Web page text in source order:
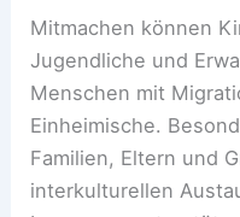
Mitmachen können
Jugendliche und
Menschen mit
Einheimische.
Familien, Eltern und
interkulturellen